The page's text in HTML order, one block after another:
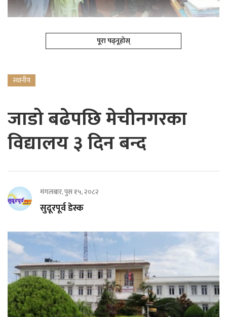
पूरा पढ्नूहोस्
स्थानीय
जाडो बढेपछि मेचीनगरका
विद्यालय ३ दिन बन्द
मंगलबार, पुस १५, २०८२
सुदूरपूर्व डेस्क